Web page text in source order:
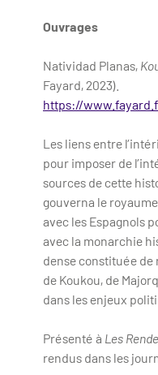
Ouvrages
Natividad Planas,
Fayard, 2023).
https://
Les liens entre
pour imposer de
sources de cette
gouverna le
avec les Espagnols
avec la monarchie
dense constituée de
de Koukou, de
dans les enjeux
Présenté à Les
rendus dans les